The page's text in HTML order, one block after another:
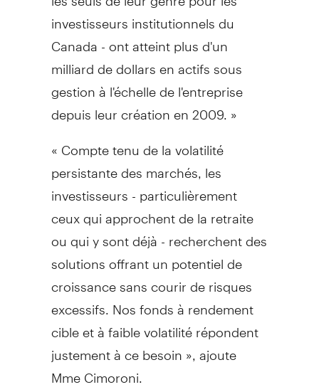
investisseurs institutionnels du
Canada - ont atteint plus d'un
milliard de dollars en actifs sous
gestion à l'échelle de l'entreprise
depuis leur création en 2009. »
« Compte tenu de la volatilité
persistante des marchés, les
investisseurs - particulièrement
ceux qui approchent de la retraite
ou qui y sont déjà - recherchent des
solutions offrant un potentiel de
croissance sans courir de risques
excessifs. Nos fonds à rendement
cible et à faible volatilité répondent
justement à ce besoin », ajoute
Mme Cimoroni.